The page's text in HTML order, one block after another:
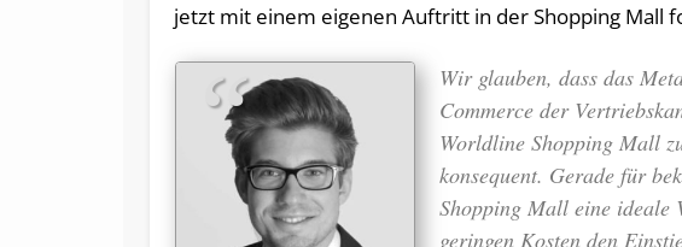
jetzt mit einem eigenen Auftritt in der Shopping Mall
Wir glauben, dass das
Commerce der
Worldline Shopping Mall
konsequent. Gerade für
Shopping Mall eine ideale
geringen Kosten den